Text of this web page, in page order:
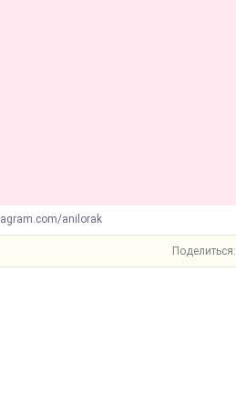
anilorak
Поделиться: